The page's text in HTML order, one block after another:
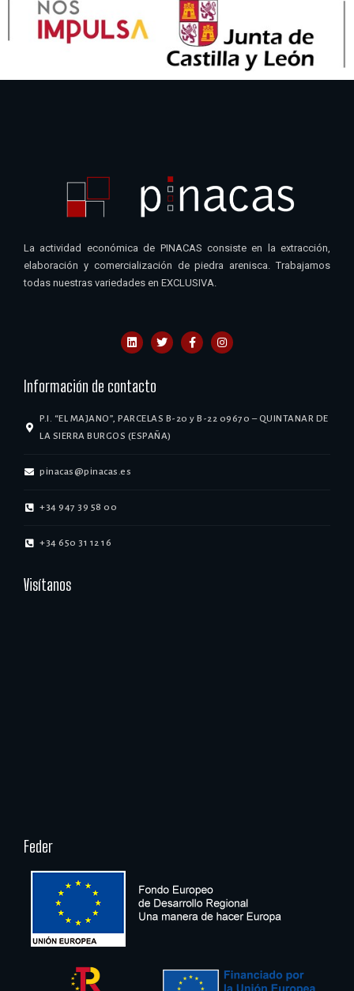
La actividad económica de PINACAS consiste en la extracción,
elaboración y comercialización de piedra arenisca. Trabajamos
todas nuestras variedades en EXCLUSIVA.
Información de contacto
P.I. “EL MAJANO”, PARCELAS B-20 y B-22 09670 – QUINTANAR DE
LA SIERRA BURGOS (ESPAÑA)
pinacas@pinacas.es
+34 947 39 58 00
+34 650 31 12 16
Visítanos
Feder